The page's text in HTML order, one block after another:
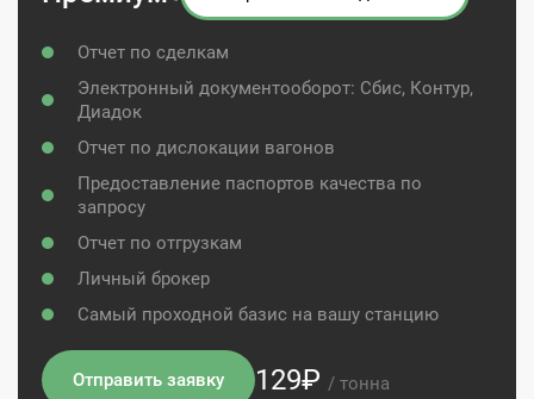
Отчет по сделкам
Электронный документооборот: Сбис, Контур,
Диадок
Отчет по дислокации вагонов
Предоставление паспортов качества по
запросу
Отчет по отгрузкам
Личный брокер
Самый проходной базис на вашу станцию
Отправить заявку 129₽ / тонна